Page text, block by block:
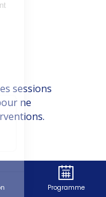
sessions
ne
Programme